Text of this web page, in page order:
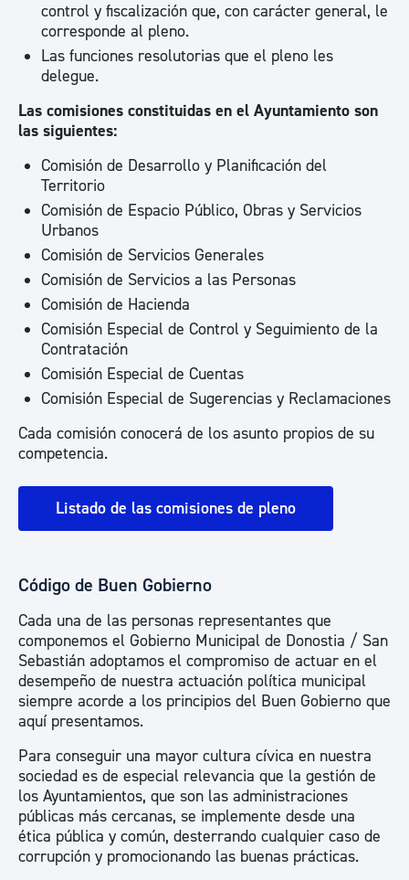
control y fiscalización que, con carácter general, le
corresponde al pleno.
Las funciones resolutorias que el pleno les
delegue.
Las comisiones constituidas en el Ayuntamiento son
las siguientes:
Comisión de Desarrollo y Planificación del
Territorio
Comisión de Espacio Público, Obras y Servicios
Urbanos
Comisión de Servicios Generales
Comisión de Servicios a las Personas
Comisión de Hacienda
Comisión Especial de Control y Seguimiento de la
Contratación
Comisión Especial de Cuentas
Comisión Especial de Sugerencias y Reclamaciones
Cada comisión conocerá de los asunto propios de su
competencia.
Listado de las comisiones de pleno
Código de Buen Gobierno
Cada una de las personas representantes que
componemos el Gobierno Municipal de Donostia / San
Sebastián adoptamos el compromiso de actuar en el
desempeño de nuestra actuación política municipal
siempre acorde a los principios del Buen Gobierno que
aquí presentamos.
Para conseguir una mayor cultura cívica en nuestra
sociedad es de especial relevancia que la gestión de
los Ayuntamientos, que son las administraciones
públicas más cercanas, se implemente desde una
ética pública y común, desterrando cualquier caso de
corrupción y promocionando las buenas prácticas.